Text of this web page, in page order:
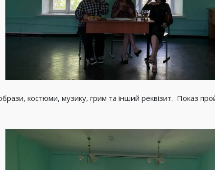
образи, костюми, музику, грим та інший реквізит. Показ